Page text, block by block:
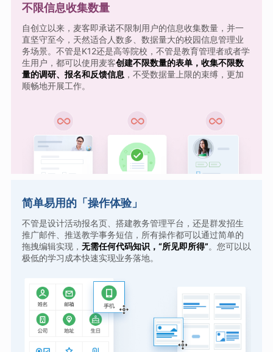
不限信息收集数量
自创立以来，麦客即承诺不限制用户的信息收集数量，并一
直坚守至今，天然适合人数多、数据量大的校园信息管理业
务场景。不管是K12还是高等院校，不管是教育管理者或者学
生用户，都可以使用麦客创建不限数量的表单，收集不限数
量的调研、报名和反馈信息 ，不受数据量上限的束缚，更加
顺畅地开展工作。
简单易用的「操作体验」
不管是设计活动报名页、搭建教务管理平台，还是群发招生
推广邮件、推送教学事务短信，所有操作都可以通过简单的
拖拽编辑实现， 无需任何代码知识，“所见即所得”。您可以以
极低的学习成本快速实现业务落地。